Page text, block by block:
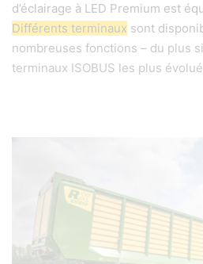
d’éclairage à LED Premium est
Différents terminaux sont
nombreuses fonctions – du plus
terminaux ISOBUS les plus